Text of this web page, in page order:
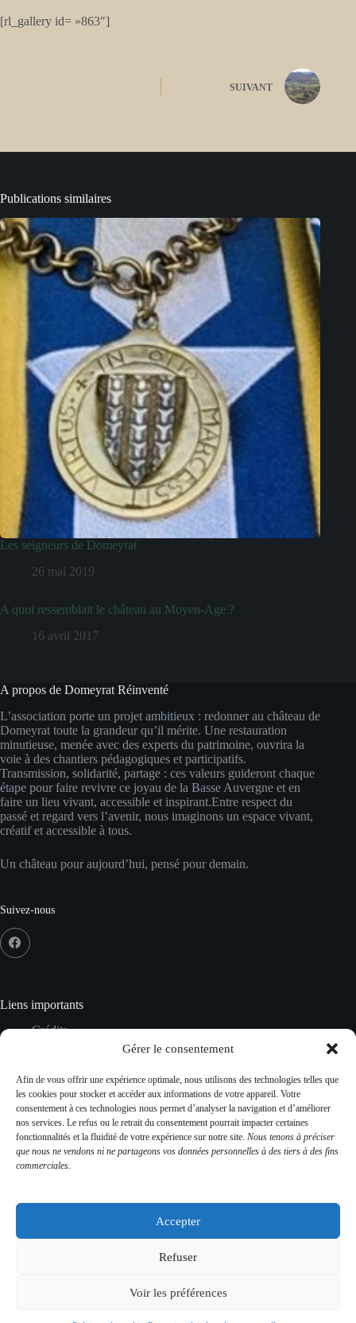
Gérer le consentement
Afin de vous offrir une expérience optimale, nous utilisons des technologies telles que
les cookies pour stocker et accéder aux informations de votre appareil. Votre
consentement à ces technologies nous permet d’analyser la navigation et d’améliorer
nos services. Le refus ou le retrait du consentement pourrait impacter certaines
fonctionnalités et la fluidité de votre expérience sur notre site. Nous tenons à préciser
que nous ne vendons ni ne partageons vos données personnelles à des tiers à des fins
commerciales.
Accepter
Refuser
Voir les préférences
[rl_gallery id= »863″]
SUIVANT
Publications similaires
Les seigneurs de Domeyrat
26 mai 2019
A quoi ressemblait le château au Moyen-Age ?
16 avril 2017
A propos de Domeyrat Réinventé
L’association porte un projet ambitieux : redonner au château de
Domeyrat toute la grandeur qu’il mérite. Une restauration
minutieuse, menée avec des experts du patrimoine, ouvrira la
voie à des chantiers pédagogiques et participatifs.
Transmission, solidarité, partage : ces valeurs guideront chaque
étape pour faire revivre ce joyau de la Basse Auvergne et en
faire un lieu vivant, accessible et inspirant.Entre respect du
passé et regard vers l’avenir, nous imaginons un espace vivant,
créatif et accessible à tous.
Un château pour aujourd’hui, pensé pour demain.
Suivez-nous
Liens importants
Crédits
Gestion des cookies
Plan du site
CGV
Contact
Contact Info
481 rue du château 43230 Domeyrat
Contactez-nous